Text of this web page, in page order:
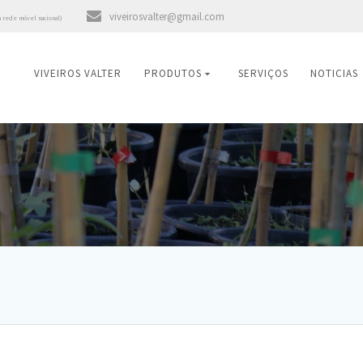
a rede móvel nacional) viveirosvalter@gmail.com
VIVEIROS VALTER PRODUTOS SERVIÇOS NOTICIAS